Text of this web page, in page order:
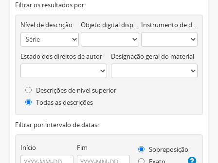
Filtrar os resultados por:
Nível de descrição Objeto digital disponível Instrumento de descrição documental
Estado dos direitos de autor Designação geral do material
Descrições de nível superior
Todas as descrições
Filtrar por intervalo de datas:
Início Fim
Sobreposição